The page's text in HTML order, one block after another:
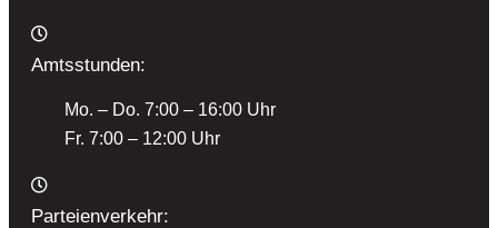
Amtsstunden:
Mo. – Do. 7:00 – 16:00 Uhr
Fr. 7:00 – 12:00 Uhr
Parteienverkehr: